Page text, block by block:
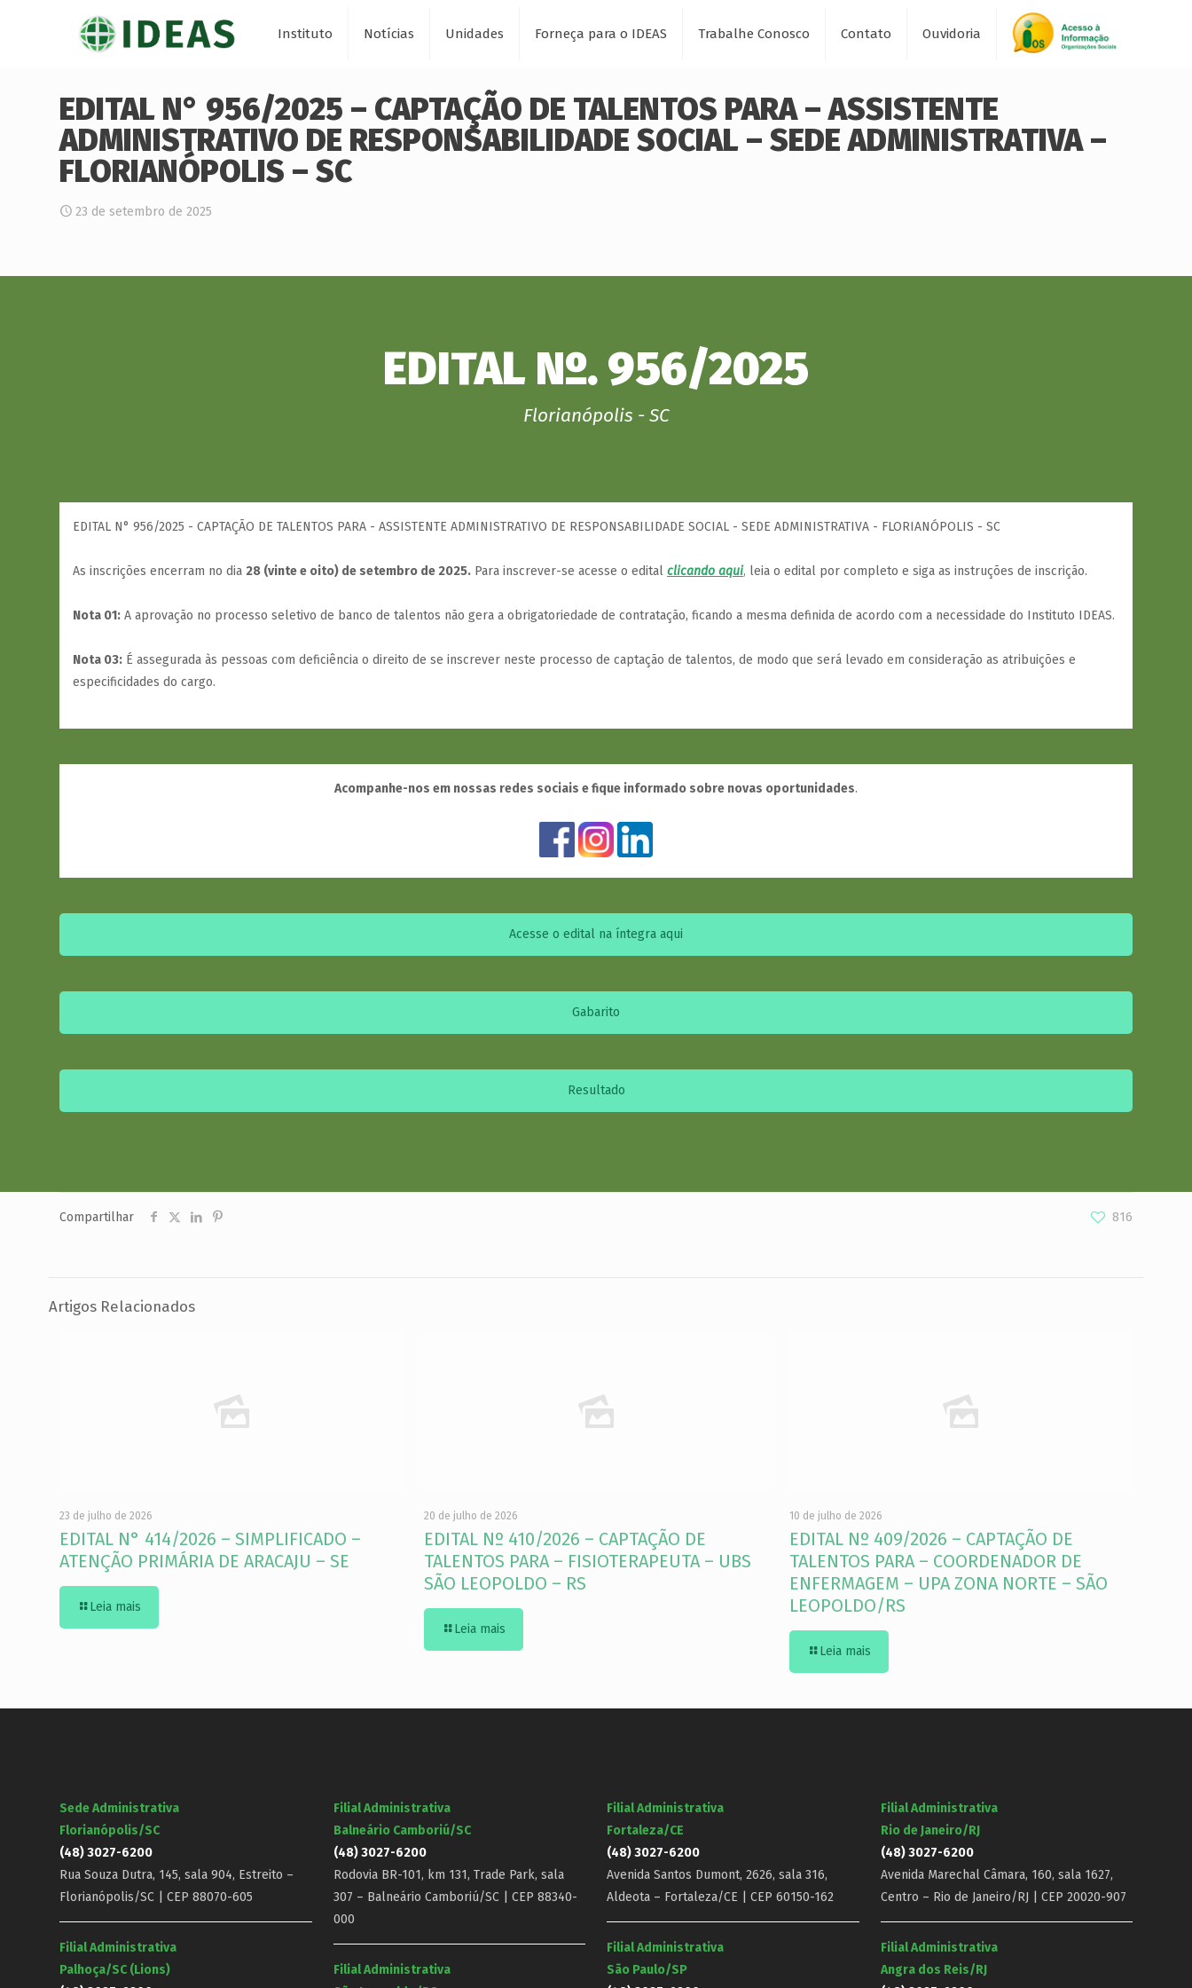
Instituto Notícias Unidades Forneça para o IDEAS Trabalhe Conosco Contato Ouvidoria
EDITAL N° 956/2025 – CAPTAÇÃO DE TALENTOS PARA – ASSISTENTE
ADMINISTRATIVO DE RESPONSABILIDADE SOCIAL – SEDE ADMINISTRATIVA –
FLORIANÓPOLIS – SC
23 de setembro de 2025
EDITAL Nº. 956/2025
Florianópolis - SC
EDITAL N° 956/2025 - CAPTAÇÃO DE TALENTOS PARA - ASSISTENTE ADMINISTRATIVO DE RESPONSABILIDADE SOCIAL - SEDE ADMINISTRATIVA - FLORIANÓPOLIS - SC
As inscrições encerram no dia 28 (vinte e oito) de setembro de 2025. Para inscrever-se acesse o edital clicando aqui, leia o edital por completo e siga as instruções de inscrição.
Nota 01: A aprovação no processo seletivo de banco de talentos não gera a obrigatoriedade de contratação, ficando a mesma definida de acordo com a necessidade do Instituto IDEAS.
Nota 03: É assegurada às pessoas com deficiência o direito de se inscrever neste processo de captação de talentos, de modo que será levado em consideração as atribuições e
especificidades do cargo.
Acompanhe-nos em nossas redes sociais e fique informado sobre novas oportunidades.
Acesse o edital na íntegra aqui
Gabarito
Resultado
Compartilhar 816
Artigos Relacionados
23 de julho de 2026
EDITAL N° 414/2026 – SIMPLIFICADO –
ATENÇÃO PRIMÁRIA DE ARACAJU – SE
Leia mais
20 de julho de 2026
EDITAL Nº 410/2026 – CAPTAÇÃO DE
TALENTOS PARA – FISIOTERAPEUTA – UBS
SÃO LEOPOLDO – RS
Leia mais
10 de julho de 2026
EDITAL Nº 409/2026 – CAPTAÇÃO DE
TALENTOS PARA – COORDENADOR DE
ENFERMAGEM – UPA ZONA NORTE – SÃO
LEOPOLDO/RS
Leia mais
Sede Administrativa
Florianópolis/SC
(48) 3027-6200
Rua Souza Dutra, 145, sala 904, Estreito –
Florianópolis/SC | CEP 88070-605
Filial Administrativa
Palhoça/SC (Lions)
Filial Administrativa
Balneário Camboriú/SC
(48) 3027-6200
Rodovia BR-101, km 131, Trade Park, sala
307 – Balneário Camboriú/SC | CEP 88340-
000
Filial Administrativa
Filial Administrativa
Fortaleza/CE
(48) 3027-6200
Avenida Santos Dumont, 2626, sala 316,
Aldeota – Fortaleza/CE | CEP 60150-162
Filial Administrativa
São Paulo/SP
Filial Administrativa
Rio de Janeiro/RJ
(48) 3027-6200
Avenida Marechal Câmara, 160, sala 1627,
Centro – Rio de Janeiro/RJ | CEP 20020-907
Filial Administrativa
Angra dos Reis/RJ